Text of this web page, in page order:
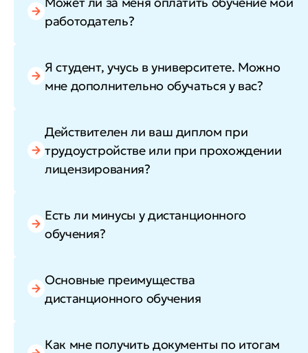
работодатель?
Я студент, учусь в университете. Можно
мне дополнительно обучаться у вас?
Действителен ли ваш диплом при
трудоустройстве или при прохождении
лицензирования?
Есть ли минусы у дистанционного
обучения?
Основные преимущества
дистанционного обучения
Как мне получить документы по итогам